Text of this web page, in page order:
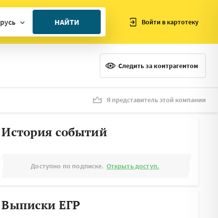
НАЙТИ Войти в картотеку
Следить за контрагентом
Я представитель этой компании
История событий
Доступно по подписке. Открыть доступ.
Выписки ЕГР